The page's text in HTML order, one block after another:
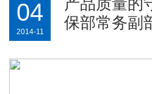
04
2014-11
产品质量
保部常务副